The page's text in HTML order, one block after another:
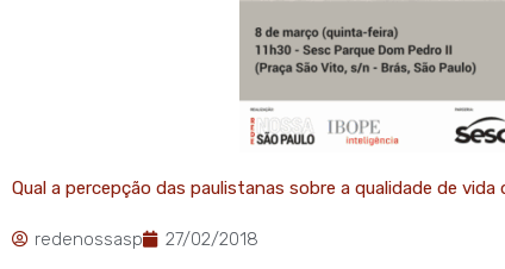
Qual a percepção das paulistanas sobre a qualidade de vida
redenossasp 27/02/2018